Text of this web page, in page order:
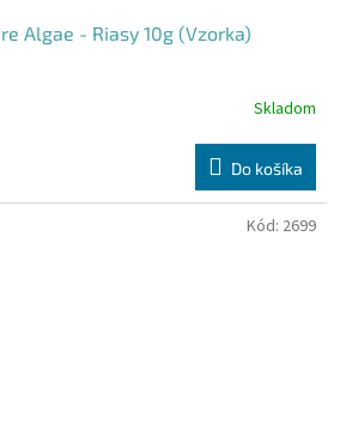
Algae - Riasy 10g (Vzorka)
Skladom
Do košíka
Kód: 2699